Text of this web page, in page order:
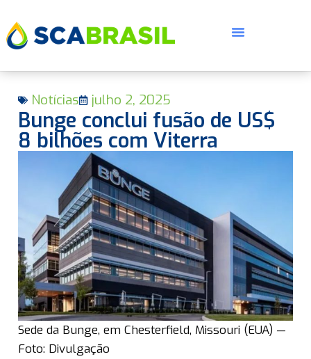
Notícias julho 2, 2025
Bunge conclui fusão de US$
8 bilhões com Viterra
Sede da Bunge, em Chesterfield, Missouri (EUA) —
Foto: Divulgação